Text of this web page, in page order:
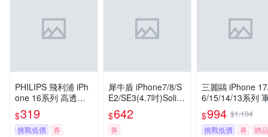
PHILIPS 飛利浦 iPh
one 16系列 高透磁
吸旋轉支架防摔保護
殼 DLK6120/DLK61
21/DLK61202/DLK6
$319
挑戰低價 券
犀牛盾 iPhone7/8/S
E2/SE3(4.7吋)Solid
Suit 防摔背蓋手機殼
$642
券
三麗鷗 iPhone
6/15/14/13系列
360旋轉磁吸立
機殼-花季凱蒂
$994 $1,104
挑戰低價
券 贈品